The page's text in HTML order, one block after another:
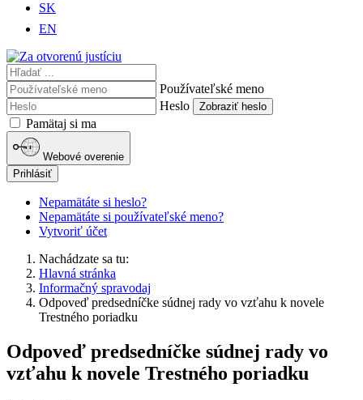
SK
EN
Používateľské meno
Heslo
Zobraziť heslo
Pamätaj si ma
Webové overenie
Prihlásiť
Nepamätáte si heslo?
Nepamätáte si používateľské meno?
Vytvoriť účet
Nachádzate sa tu:
Hlavná stránka
Informačný spravodaj
Odpoveď predsedníčke súdnej rady vo vzťahu k novele
Trestného poriadku
Odpoveď predsedníčke súdnej rady vo
vzťahu k novele Trestného poriadku